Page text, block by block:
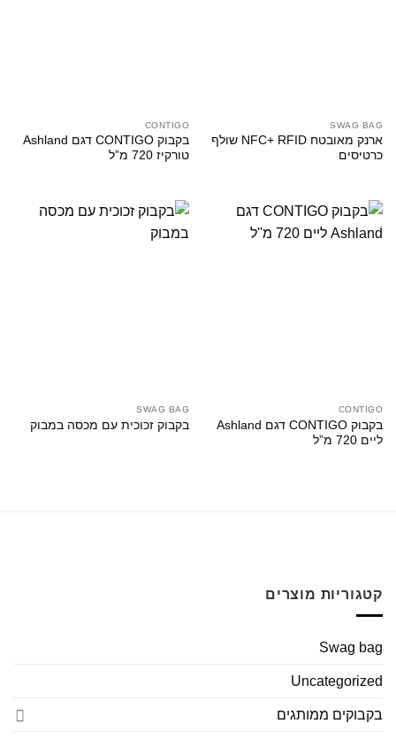
SWAG BAG
ארנק מאובטח NFC+ RFID שולף
כרטיסים
CONTIGO
בקבוק CONTIGO דגם Ashland
טורקיז 720 מ”ל
CONTIGO
בקבוק CONTIGO דגם Ashland
ליים 720 מ”ל
SWAG BAG
בקבוק זכוכית עם מכסה במבוק
קטגוריות מוצרים
Swag bag
Uncategorized
בקבוקים ממותגים